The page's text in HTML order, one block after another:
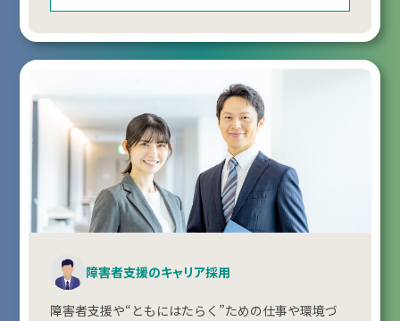
障害者支援のキャリア採用
障害者支援や“ともにはたらく”ための仕事や環境づ